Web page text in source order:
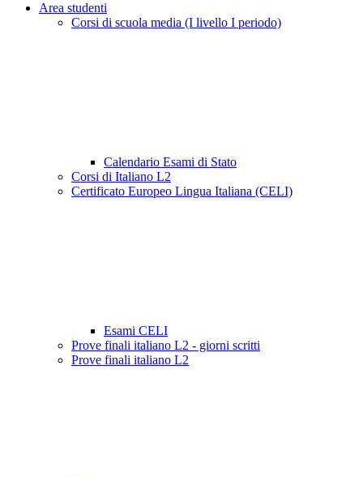
Area studenti
Corsi di scuola media (I livello I periodo)
Calendario Esami di Stato
Corsi di Italiano L2
Certificato Europeo Lingua Italiana (CELI)
Esami CELI
Prove finali italiano L2 - giorni scritti
Prove finali italiano L2